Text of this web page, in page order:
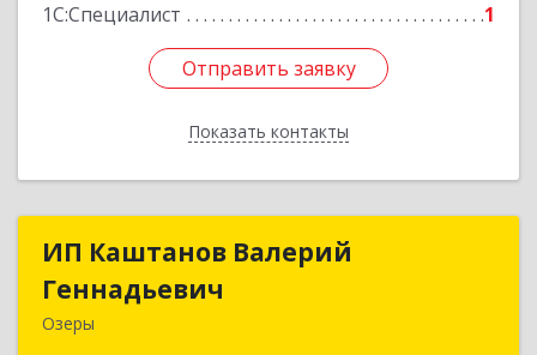
1С:Специалист
1
Отправить заявку
Показать контакты
Отправить заявку
Назад
ИП Каштанов Валерий
Геннадьевич
Озеры
ИП Каштанов Валерий